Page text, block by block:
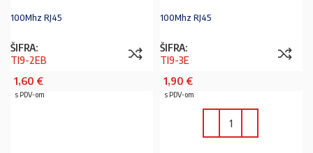
100Mhz RJ45
ŠIFRA:
TI9-2EB
1,60 €
s PDV-om
100Mhz RJ45
ŠIFRA:
TI9-3E
1,90 €
s PDV-om